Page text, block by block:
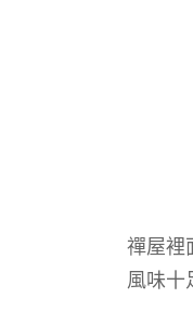
禪屋裡
風味十